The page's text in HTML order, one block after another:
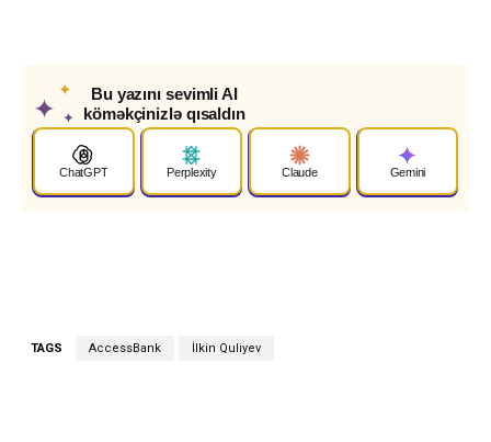
✦
✦
✦
Bu yazını sevimli AI
köməkçinizlə qısaldın
ChatGPT Perplexity Claude Gemini
TAGS AccessBank İlkin Quliyev